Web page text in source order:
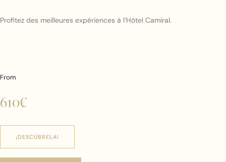
Profitez des meilleures expériences à l’Hôtel Camiral.
From
610€
¡DESCÚBRELA!